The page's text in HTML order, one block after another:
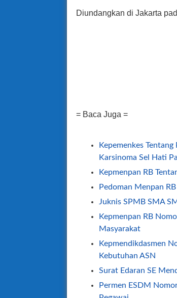
Diundangkan di Jakarta
= Baca Juga =
Kepemenkes
Karsinoma Sel Hati
Kepmenpan RB
Pedoman Menpan
Juknis SPMB SMA
Kepmenpan RB
Masyarakat
Kepmendikdasmen
Kebutuhan ASN
Surat Edaran SE
Permen ESDM